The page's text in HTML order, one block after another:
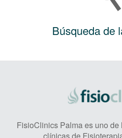
Búsqueda de
FisioClinics Palma es uno
clínicas de